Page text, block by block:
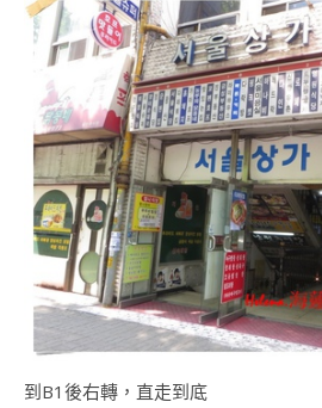
到B1後右轉，直走到底